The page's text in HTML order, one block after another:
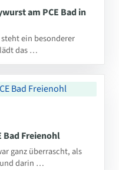
am PCE Bad in
ein besonderer
das …
Bad Freienohl
ganz überrascht, als
darin …